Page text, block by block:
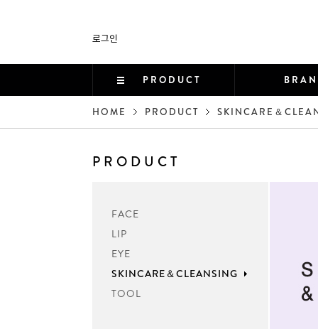
로그인
PRODUCT
HOME PRODUCT SKINCARE＆
PRODUCT
FACE
LIP
EYE
SKINCARE＆CLEANSING
TOOL